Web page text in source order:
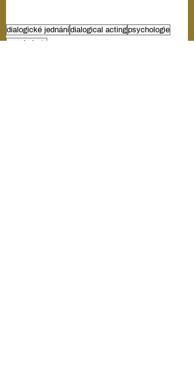
dialogické jednánídialogical actingpsychologie
psychology